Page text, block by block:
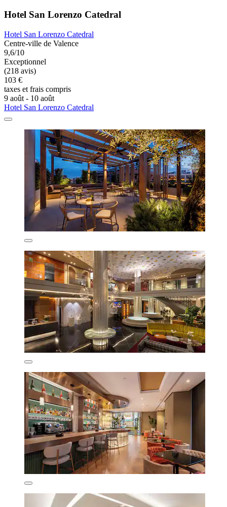
Hotel San Lorenzo Catedral
Hotel San Lorenzo Catedral
Centre-ville de Valence
9,6/10
Exceptionnel
(218 avis)
103 €
taxes et frais compris
9 août - 10 août
Hotel San Lorenzo Catedral